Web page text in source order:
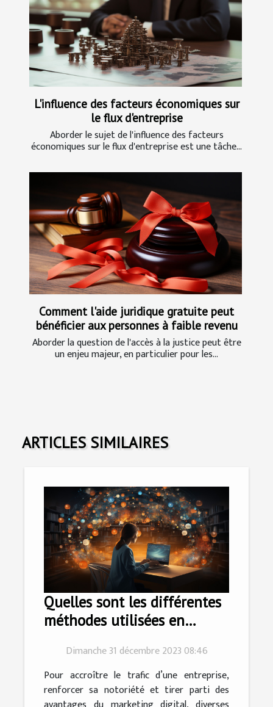
L'influence des facteurs économiques sur
le flux d'entreprise
Aborder le sujet de l'influence des facteurs
économiques sur le flux d'entreprise est une tâche...
Comment l'aide juridique gratuite peut
bénéficier aux personnes à faible revenu
Aborder la question de l'accès à la justice peut être
un enjeu majeur, en particulier pour les...
ARTICLES SIMILAIRES
Quelles sont les différentes
méthodes utilisées en
Dimanche 31 décembre 2023 08:46
Pour accroître le trafic d’une entreprise,
renforcer sa notoriété et tirer parti des